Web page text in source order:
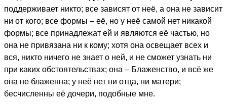
поддерживает никто; все зависят от неё, а она не зависит
ни от кого; все формы – её, но у неё самой нет никакой
формы; все принадлежат ей и являются её частью, но
она не привязана ни к кому; хотя она освещает всех и
вся, никто ничего не знает о ней, и не сможет узнать ни
при каких обстоятельствах; она – Блаженство, и всё же
она не блаженна; у неё нет ни отца, ни матери;
бесчисленны её дочери, подобные мне.